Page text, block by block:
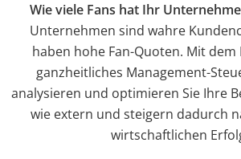
Wie viele Fans hat Ihr
Unternehmen sind wahre
haben hohe Fan-Quoten. Mit dem
ganzheitliches Management-
analysieren und optimieren Sie Ihre
wie extern und steigern dadurch
wirtschaftlichen